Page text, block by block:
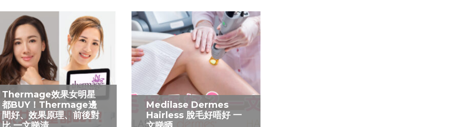
Thermage效果女明星
都BUY！Thermage邊
間好、效果原理、前後對
Medilase Dermes
Hairless 脫毛好唔好 一